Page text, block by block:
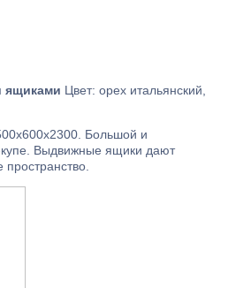
ящиками Цвет: орех итальянский,
Большой и
Выдвижные ящики дают